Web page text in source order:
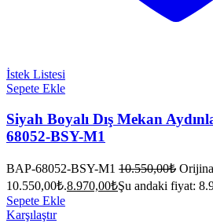
İstek Listesi
Sepete Ekle
Siyah Boyalı Dış Mekan
68052-BSY-M1
BAP-68052-BSY-M1 10.550,00₺
10.550,00₺.8.970,00₺Şu andaki fiyat:
Sepete Ekle
Karşılaştır